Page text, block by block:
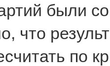
были
что
по